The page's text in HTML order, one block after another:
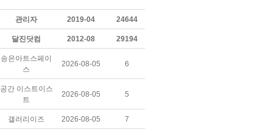
관리자 2019-04 24644
달진닷컴 2012-08 29194
송은아트스페이
스
2026-08-05 6
공간 이스트이스
트
2026-08-05 5
갤러리이즈 2026-08-05 7